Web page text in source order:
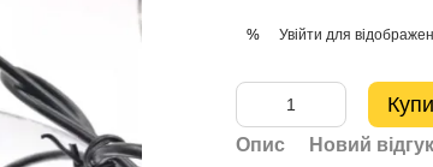
% Увійти для
Опис Новий